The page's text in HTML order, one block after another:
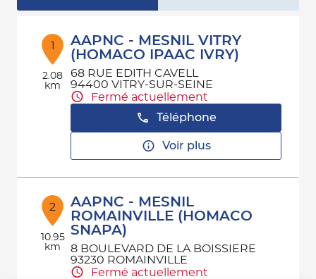
Particuliers
Contact
1
2.08
km
AAPNC - MESNIL VITRY
(HOMACO IPAAC IVRY)
68 RUE EDITH CAVELL
94400 VITRY-SUR-SEINE
Fermé actuellement
Téléphone
Voir plus
2
10.95
km
AAPNC - MESNIL
ROMAINVILLE (HOMACO
SNAPA)
8 BOULEVARD DE LA BOISSIERE
93230 ROMAINVILLE
Fermé actuellement